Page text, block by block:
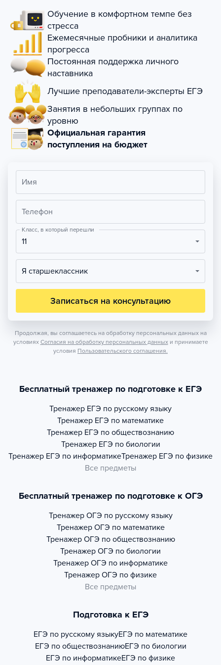
Обучение в комфортном темпе без
стресса
Ежемесячные пробники и аналитика
прогресса
Постоянная поддержка личного
наставника
Лучшие преподаватели-эксперты ЕГЭ
Занятия в небольших группах по
уровню
Официальная гарантия
поступления на бюджет
Имя
Телефон
Класс, в который перешли
11
Я старшеклассник
Записаться на консультацию
Продолжая, вы соглашаетесь на обработку персональных данных на
условиях Согласия на обработку персональных данных и принимаете
условия Пользовательского соглашения.
Бесплатный тренажер по подготовке к ЕГЭ
Тренажер ЕГЭ по русскому языку
Тренажер ЕГЭ по математике
Тренажер ЕГЭ по обществознанию
Тренажер ЕГЭ по биологии
Тренажер ЕГЭ по информатикеТренажер ЕГЭ по физике
Все предметы
Бесплатный тренажер по подготовке к ОГЭ
Тренажер ОГЭ по русскому языку
Тренажер ОГЭ по математике
Тренажер ОГЭ по обществознанию
Тренажер ОГЭ по биологии
Тренажер ОГЭ по информатике
Тренажер ОГЭ по физике
Все предметы
Подготовка к ЕГЭ
ЕГЭ по русскому языкуЕГЭ по математике
ЕГЭ по обществознаниюЕГЭ по биологии
ЕГЭ по информатикеЕГЭ по физике